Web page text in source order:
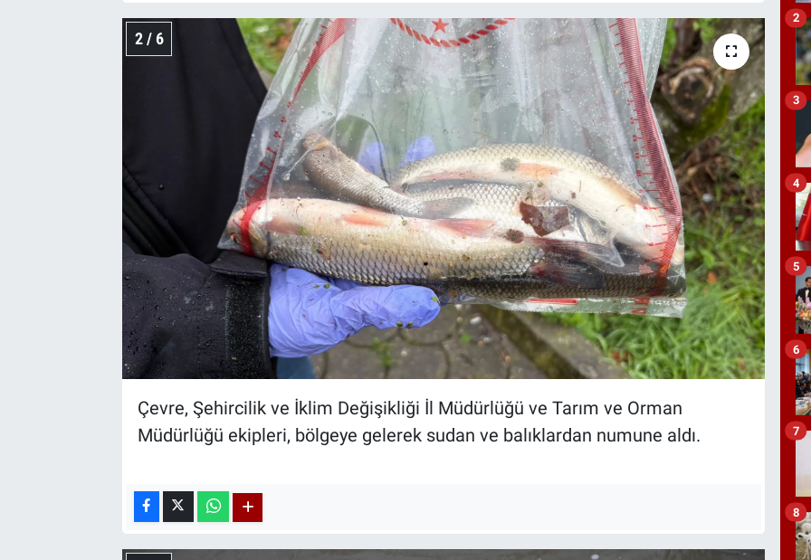
2 / 6
Çevre, Şehircilik ve İklim Değişikliği İl Müdürlüğü ve Tarım ve Orman
Müdürlüğü ekipleri, bölgeye gelerek sudan ve balıklardan numune aldı.
2
3
4
5
6
7
8